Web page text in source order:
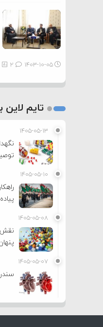
۱۴۰۳-۱۰-۰۵
تایم
۱۴۰۵-۰۵-۱۳
۱۴۰۵-۰۵-۱۰
۱۴۰۵-۰۵-۰۸
نقش
۱۴۰۵-۰۵-۰۷